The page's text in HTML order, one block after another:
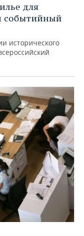
для
событийный
исторического